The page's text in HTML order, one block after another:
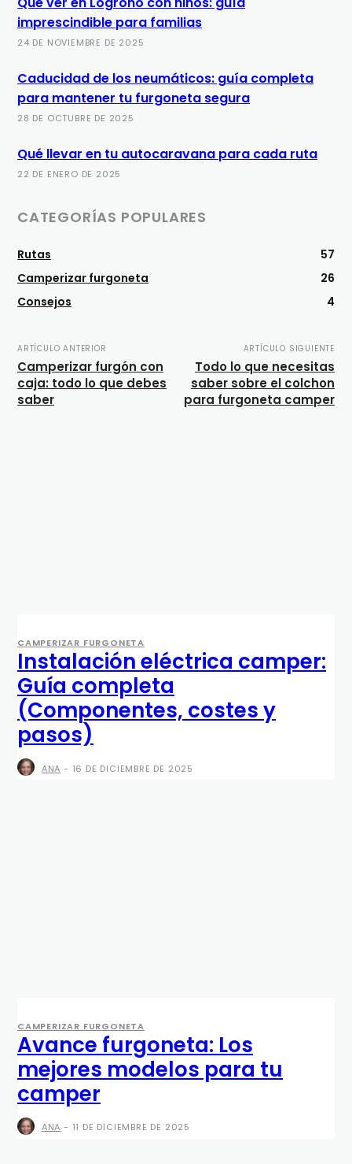
imprescindible para familias
24 DE NOVIEMBRE DE 2025
Caducidad de los neumáticos: guía completa
para mantener tu furgoneta segura
28 DE OCTUBRE DE 2025
Qué llevar en tu autocaravana para cada ruta
22 DE ENERO DE 2025
CATEGORÍAS POPULARES
Rutas
57
Camperizar furgoneta
26
Consejos
4
ARTÍCULO ANTERIOR
Camperizar furgón con
caja: todo lo que debes
saber
ARTÍCULO SIGUIENTE
Todo lo que necesitas
saber sobre el colchon
para furgoneta camper
CAMPERIZAR FURGONETA
Instalación eléctrica camper:
Guía completa
(Componentes, costes y
pasos)
ANA - 16 DE DICIEMBRE DE 2025
CAMPERIZAR FURGONETA
Avance furgoneta: Los
mejores modelos para tu
camper
ANA - 11 DE DICIEMBRE DE 2025